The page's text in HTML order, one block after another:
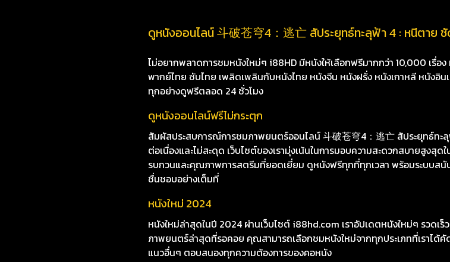
ดูหนังออนไลน์ 斗破苍穹4：逃亡 สัประยุทธ์ทะลุฟ้า 4 : หนีตาย
ไม่อยากพลาดการชมหนังใหม่ๆ i88HD มีหนังให้เลือกฟรีมากกว่า 10,000 เรื่
พากย์ไทย ซับไทย เพลิดเพลินกับหนังไทย หนังจีน หนังฝรั่ง หนังเกาหลี หนังอิ
ทุกอย่างดูฟรีตลอด 24 ชั่วโมง
ดูหนังออนไลน์ฟรีไม่กระตุก
สัมผัสประสบการณ์การชมภาพยนตร์ออนไลน์ 斗破苍穹4：逃亡 สัประยุทธ์ท
ต่อเนื่องและไม่สะดุด เว็บไซต์ของเรามุ่งเน้นในการมอบความสะดวกสบายสูงสุ
รบกวนและคุณภาพการสตรีมที่ยอดเยี่ยม ดูหนังฟรีทุกที่ทุกเวลา พร้อมระบบ
ชื่นชอบอย่างเต็มที่
หนังใหม่ 2024
หนังใหม่ล่าสุดในปี 2024 ผ่านเว็บไซต์ i88hd.com เราอัปเดตหนังใหม่ๆ รวดเ
ภาพยนตร์ล่าสุดที่รอคอย คุณสามารถเลือกชมหนังใหม่จากทุกประเภทที่เราได้คั
แนวอื่นๆ ตอบสนองทุกความต้องการของคอหนัง